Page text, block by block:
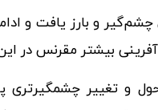
و بارز یافت و
بیشتر مقرنس در این
و تغییر چشمگیرتری